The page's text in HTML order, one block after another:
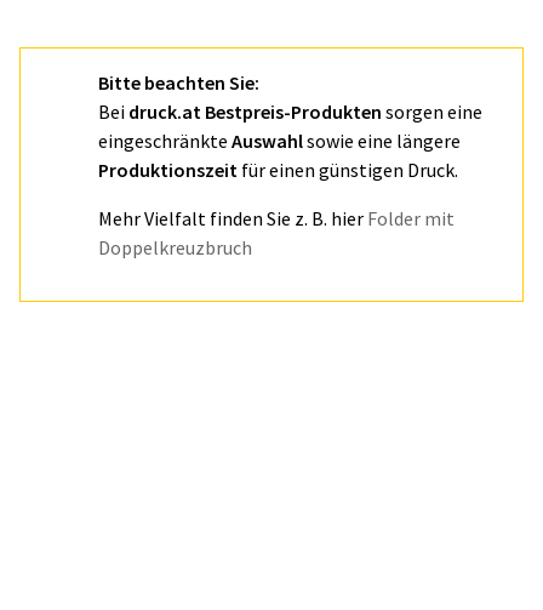
Bitte beachten Sie:
Bei druck.at Bestpreis-Produkten sorgen eine
eingeschränkte Auswahlsowie eine längere
Produktionszeit für einen günstigen Druck.
Mehr Vielfalt finden Sie z. B. hier Folder mit
Doppelkreuzbruch